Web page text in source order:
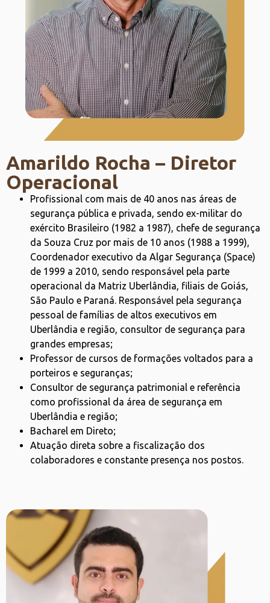
Amarildo Rocha – Diretor
Operacional
Profissional com mais de 40 anos nas áreas de
segurança pública e privada, sendo ex-militar do
exército Brasileiro (1982 a 1987), chefe de segurança
da Souza Cruz por mais de 10 anos (1988 a 1999),
Coordenador executivo da Algar Segurança (Space)
de 1999 a 2010, sendo responsável pela parte
operacional da Matriz Uberlândia, filiais de Goiás,
São Paulo e Paraná. Responsável pela segurança
pessoal de famílias de altos executivos em
Uberlândia e região, consultor de segurança para
grandes empresas;
Professor de cursos de formações voltados para a
porteiros e seguranças;
Consultor de segurança patrimonial e referência
como profissional da área de segurança em
Uberlândia e região;
Bacharel em Direto;
Atuação direta sobre a fiscalização dos
colaboradores e constante presença nos postos.